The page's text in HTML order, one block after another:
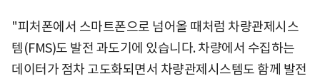
"피처폰에서 스마트폰으로 넘어올 때처럼 차량관제시스
템(FMS)도 발전 과도기에 있습니다. 차량에서 수집하는
데이터가 점차 고도화되면서 차량관제시스템도 함께 발전